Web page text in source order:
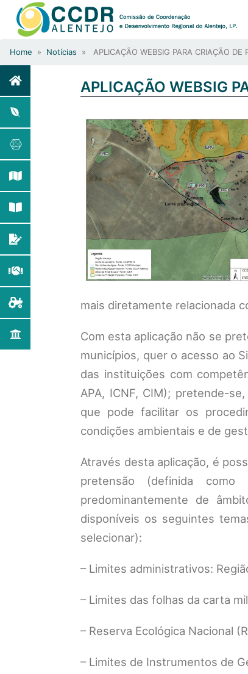
Home » Notícias » APLICAÇÃO WEBSIG PARA CRIAÇÃO DE
APLICAÇÃO WEBSIG
mais diretamente relacionada
Com esta aplicação não se
municípios, quer o acesso ao
das instituições com
APA, ICNF, CIM); pretende-
que pode facilitar os
condições ambientais e de
Através desta aplicação, é
pretensão (definida
predominantemente de
disponíveis os seguintes
selecionar):
– Limites administrativos:
– Limites das folhas da carta
– Reserva Ecológica Nacional
– Limites de Instrumentos de